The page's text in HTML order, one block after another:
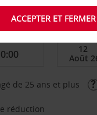
une autre agence de
DATE DE
de 25 ans et plus
réduction
ACCEPTER ET FERMER